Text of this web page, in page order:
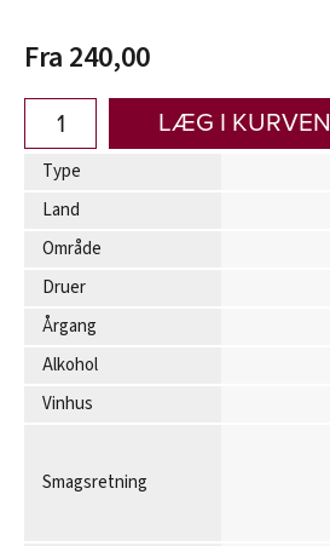
Fra 240,00
LÆG I KURVEN
Type
Land
Område
Druer
Årgang
Alkohol
Vinhus
Smagsretning